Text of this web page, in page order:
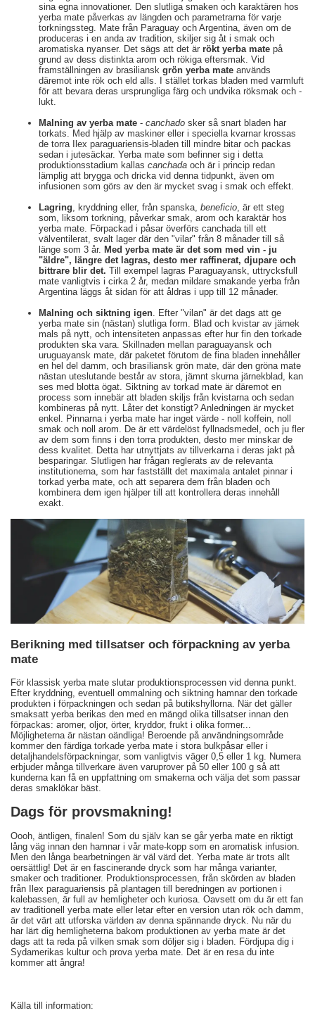
sina egna innovationer. Den slutliga smaken och karaktären hos
yerba mate påverkas av längden och parametrarna för varje
torkningssteg. Mate från Paraguay och Argentina, även om de
produceras i en anda av tradition, skiljer sig åt i smak och
aromatiska nyanser. Det sägs att det är rökt yerba mate på
grund av dess distinkta arom och rökiga eftersmak. Vid
framställningen av brasiliansk grön yerba mate används
däremot inte rök och eld alls. I stället torkas bladen med varmluft
för att bevara deras ursprungliga färg och undvika röksmak och -
lukt.
Malning av yerba mate - canchado sker så snart bladen har
torkats. Med hjälp av maskiner eller i speciella kvarnar krossas
de torra Ilex paraguariensis-bladen till mindre bitar och packas
sedan i jutesäckar. Yerba mate som befinner sig i detta
produktionsstadium kallas canchada och är i princip redan
lämplig att brygga och dricka vid denna tidpunkt, även om
infusionen som görs av den är mycket svag i smak och effekt.
Lagring , kryddning eller, från spanska, beneficio , är ett steg
som, liksom torkning, påverkar smak, arom och karaktär hos
yerba mate. Förpackad i påsar överförs canchada till ett
välventilerat, svalt lager där den "vilar" från 8 månader till så
länge som 3 år. Med yerba mate är det som med vin - ju
"äldre", längre det lagras, desto mer raffinerat, djupare och
bittrare blir det. Till exempel lagras Paraguayansk, uttrycksfull
mate vanligtvis i cirka 2 år, medan mildare smakande yerba från
Argentina läggs åt sidan för att åldras i upp till 12 månader.
Malning och siktning igen . Efter "vilan" är det dags att ge
yerba mate sin (nästan) slutliga form. Blad och kvistar av järnek
mals på nytt, och intensiteten anpassas efter hur fin den torkade
produkten ska vara. Skillnaden mellan paraguayansk och
uruguayansk mate, där paketet förutom de fina bladen innehåller
en hel del damm, och brasiliansk grön mate, där den gröna mate
nästan uteslutande består av stora, jämnt skurna järnekblad, kan
ses med blotta ögat. Siktning av torkad mate är däremot en
process som innebär att bladen skiljs från kvistarna och sedan
kombineras på nytt. Låter det konstigt? Anledningen är mycket
enkel. Pinnarna i yerba mate har inget värde - noll koffein, noll
smak och noll arom. De är ett värdelöst fyllnadsmedel, och ju fler
av dem som finns i den torra produkten, desto mer minskar de
dess kvalitet. Detta har utnyttjats av tillverkarna i deras jakt på
besparingar. Slutligen har frågan reglerats av de relevanta
institutionerna, som har fastställt det maximala antalet pinnar i
torkad yerba mate, och att separera dem från bladen och
kombinera dem igen hjälper till att kontrollera deras innehåll
exakt.
Berikning med tillsatser och förpackning av yerba
mate
För klassisk yerba mate slutar produktionsprocessen vid denna punkt.
Efter kryddning, eventuell ommalning och siktning hamnar den torkade
produkten i förpackningen och sedan på butikshyllorna. När det gäller
smaksatt yerba berikas den med en mängd olika tillsatser innan den
förpackas: aromer, oljor, örter, kryddor, frukt i olika former...
Möjligheterna är nästan oändliga! Beroende på användningsområde
kommer den färdiga torkade yerba mate i stora bulkpåsar eller i
detaljhandelsförpackningar, som vanligtvis väger 0,5 eller 1 kg. Numera
erbjuder många tillverkare även varuprover på 50 eller 100 g så att
kunderna kan få en uppfattning om smakerna och välja det som passar
deras smaklökar bäst.
Dags för provsmakning!
Oooh, äntligen, finalen! Som du själv kan se går yerba mate en riktigt
lång väg innan den hamnar i vår mate-kopp som en aromatisk infusion.
Men den långa bearbetningen är väl värd det. Yerba mate är trots allt
oersättlig! Det är en fascinerande dryck som har många varianter,
smaker och traditioner. Produktionsprocessen, från skörden av bladen
från Ilex paraguariensis på plantagen till beredningen av portionen i
kalebassen, är full av hemligheter och kuriosa. Oavsett om du är ett fan
av traditionell yerba mate eller letar efter en version utan rök och damm,
är det värt att utforska världen av denna spännande dryck. Nu när du
har lärt dig hemligheterna bakom produktionen av yerba mate är det
dags att ta reda på vilken smak som döljer sig i bladen. Fördjupa dig i
Sydamerikas kultur och prova yerba mate. Det är en resa du inte
kommer att ångra!
Källa till information: